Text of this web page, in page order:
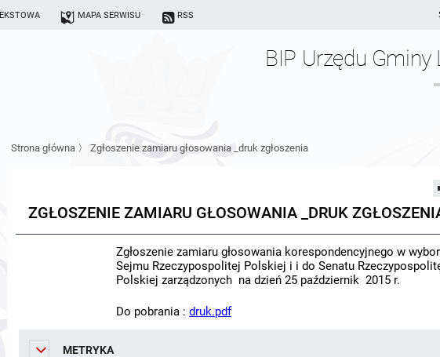
MAPA SERWISU RSS
BIP Urzędu
Strona główna 〉 Zgłoszenie zamiaru głosowania _druk zgłoszenia
ZGŁOSZENIE ZAMIARU GŁOSOWANIA _DRUK
Zgłoszenie zamiaru głosowania korespondencyjnego w
Sejmu Rzeczypospolitej Polskiej i i do Senatu
Polskiej zarządzonych na dzień 25 październik 2015 r.
Do pobrania :druk.pdf
METRYKA